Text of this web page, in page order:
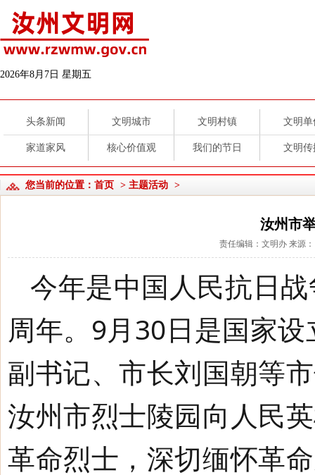
2026年8月7日 星期五
头条新闻 文明城市 文明村镇 文明单
家道家风 核心价值观 我们的节日 文明传
您当前的位置： 首页 > 主题活动 >
汝州市
责任编辑：文明办 来源
今年是中国人民抗日
周年。 9月30日是国家
副书记、市长刘国朝等
汝州市烈士陵园向人民
革命烈士， 深切缅怀革